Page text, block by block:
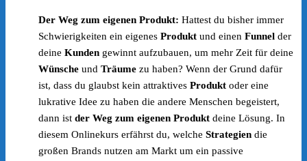
war:
€1,349.00
ist:
€297.00.
Der Weg zum eigenen Produkt: Hattest du bisher immer
Schwierigkeiten ein eigenes Produkt und einen Funnel der
deine Kunden gewinnt aufzubauen, um mehr Zeit für deine
Wünsche und Träume zu haben? Wenn der Grund dafür
ist, dass du glaubst kein attraktives Produkt oder eine
lukrative Idee zu haben die andere Menschen begeistert,
dann ist der Weg zum eigenen Produkt deine Lösung. In
diesem Onlinekurs erfährst du, welche Strategien die
großen Brands nutzen am Markt um ein passive